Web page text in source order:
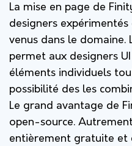
La mise en page de
designers
venus dans le domaine.
permet aux designers
éléments individuels
possibilité des les
Le grand avantage de
open-source.
entièrement gratuite et